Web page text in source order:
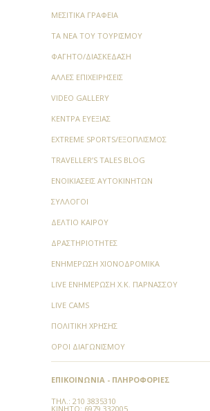
ΜΕΣΙΤΙΚΆ ΓΡΑΦΕΊΑ
ΤΑ ΝΈΑ ΤΟΥ ΤΟΥΡΙΣΜΟΎ
ΦΑΓΗΤΌ/ΔΙΑΣΚΈΔΑΣΗ
ΆΛΛΕΣ ΕΠΙΧΕΙΡΉΣΕΙΣ
VIDEO GALLERY
ΚΈΝΤΡΑ ΕΥΕΞΊΑΣ
EXTREME SPORTS/ΕΞΟΠΛΙΣΜΌΣ
TRAVELLER’S TALES BLOG
ΕΝΟΙΚΙΆΣΕΙΣ ΑΥΤΟΚΙΝΉΤΩΝ
ΣΎΛΛΟΓΟΙ
ΔΕΛΤΊΟ ΚΑΙΡΟΎ
ΔΡΑΣΤΗΡΙΌΤΗΤΕΣ
ΕΝΗΜΈΡΩΣΗ ΧΙΟΝΟΔΡΟΜΙΚΆ
LIVE ΕΝΗΜΈΡΩΣΗ Χ.Κ. ΠΑΡΝΑΣΣΟΎ
LIVE CAMS
ΠΟΛΙΤΙΚΉ ΧΡΉΣΗΣ
ΌΡΟΙ ΔΙΑΓΩΝΙΣΜΟΎ
ΕΠΙΚΟΙΝΩΝΊΑ - ΠΛΗΡΟΦΟΡΊΕΣ
ΤΗΛ.: 210 3835310
ΚΙΝΗΤΌ: 6979 332005